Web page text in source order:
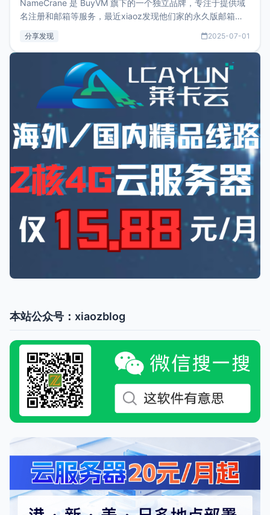
NameCrane 是 BuyVM 旗下的一个独立品牌，专注于提供域
名注册和邮箱等服务，最近xiaoz发现他们家的永久版邮箱服
又实惠的域名邮箱，不妨尝试一下 NameCrane。注册
NameCraneNameCrane不支持直接注册，必须要购买
分享发现 2025-07-01
本站公众号：xiaozblog